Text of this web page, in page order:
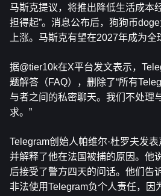
马斯克提议，将推出降低生活成本
担得起”。消息公布后，狗狗币
上涨。马斯克有望在2027年成为全
据@tier10k在X平台发文表示，
题解答（FAQ），删除了“所有
与者之间的私密聊天。我们不处理
求。”
Telegram创始人帕维尔·杜罗夫发表
并解释了他在法国被捕的原因。他
后接受了警方四天的问话。他们告
非法使用Telegram负个人责任，因